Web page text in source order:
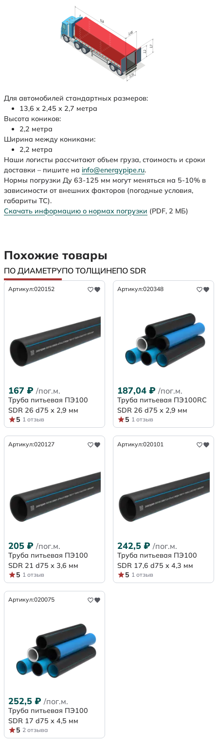
Для автомобилей стандартных размеров:
13,6 х 2,45 х 2,7 метра
Высота коников:
2,2 метра
Ширина между кониками:
2,2 метра
Наши логисты рассчитают объем груза, стоимость и сроки
доставки – пишите на info@energypipe.ru.
Нормы погрузки Ду 63-125 мм могут меняться на 5-10% в
зависимости от внешних факторов (погодные условия,
габариты ТС).
Скачать информацию о нормах погрузки (PDF, 2 МБ)
Похожие товары
ПО ДИАМЕТРУПО ТОЛЩИНЕПО SDR
Артикул:020152
167 ₽ /пог.м.
Труба питьевая ПЭ100
SDR 26 d75 х 2,9 мм
5 1 отзыв
Артикул:020348
187,04 ₽ /пог.м.
Труба питьевая ПЭ100RC
SDR 26 d75 х 2,9 мм
5 1 отзыв
Артикул:020127
205 ₽ /пог.м.
Труба питьевая ПЭ100
SDR 21 d75 х 3,6 мм
5 1 отзыв
Артикул:020101
242,5 ₽ /пог.м.
Труба питьевая ПЭ100
SDR 17,6 d75 х 4,3 мм
5 1 отзыв
Артикул:020075
252,5 ₽ /пог.м.
Труба питьевая ПЭ100
SDR 17 d75 х 4,5 мм
5 2 отзыва